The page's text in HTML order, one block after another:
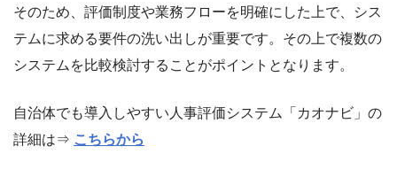
そのため、評価制度や業務フローを明確にした上で、シス
テムに求める要件の洗い出しが重要です。その上で複数の
システムを比較検討することがポイントとなります。
自治体でも導入しやすい人事評価システム「カオナビ」の
詳細は⇒ こちらから